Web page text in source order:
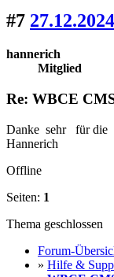
#7
hannerich
Mitglied
Re: WBCE
Danke sehr für die
Hannerich
Offline
Seiten: 1
Thema geschlossen
Forum-
» Hilfe &